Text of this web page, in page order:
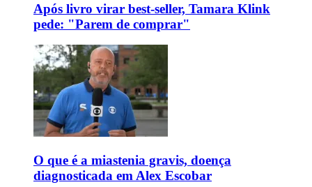
Após livro virar best-seller, Tamara Klink
pede: "Parem de comprar"
O que é a miastenia gravis, doença
diagnosticada em Alex Escobar